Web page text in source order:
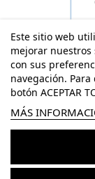
Este sitio web
mejorar
con sus
navegación.
botón ACEPTAR
MÁS